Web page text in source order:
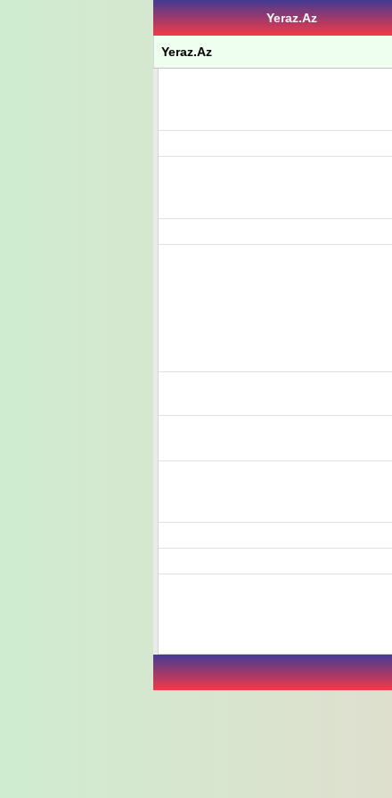
Yeraz.Az
Yeraz.Az